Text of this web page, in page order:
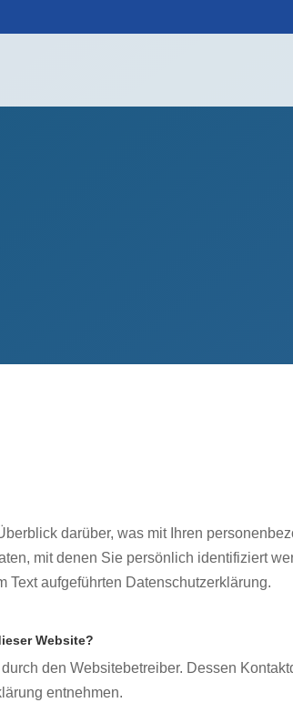
darüber, was mit Ihren
mit denen Sie persönlich identifiziert
Text aufgeführten Datenschutzerklärung.
Website?
den Websitebetreiber. Dessen
entnehmen.